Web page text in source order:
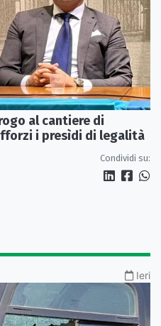
al cantiere di
i presìdi di legalità
Condividi su:
Ieri